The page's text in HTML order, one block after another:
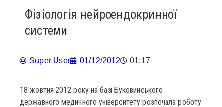
Фізіологія нейроендокринної
системи
Super User 01/12/2012 01:17
18 жовтня 2012 року на базі Буковинського
державного медичного університету розпочала роботу